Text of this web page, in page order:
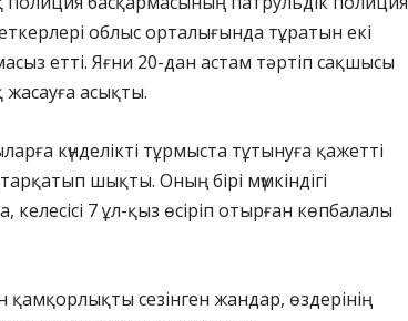
облыс орталығында тұратын екі
етті. Яғни 20-дан астам тәртіп сақшысы
жасауға асықты.
күнделікті тұрмыста тұтынуға қажетті
шықты. Оның бірі мүмкіндігі
келесісі 7 ұл-қыз өсіріп отырған көпбалалы
сезінген жандар, өздерінің